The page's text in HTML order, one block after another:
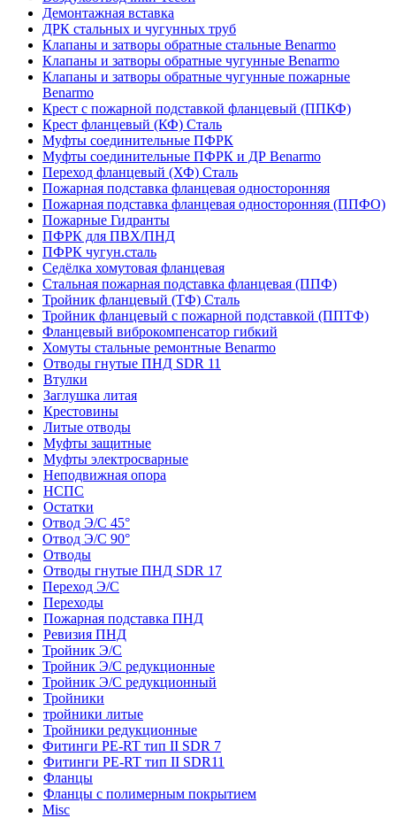
Демонтажная вставка
ДРК стальных и чугунных труб
Клапаны и затворы обратные стальные Benarmo
Клапаны и затворы обратные чугунные Benarmo
Клапаны и затворы обратные чугунные пожарные
Benarmo
Крест с пожарной подставкой фланцевый (ППКФ)
Крест фланцевый (КФ) Сталь
Муфты соединительные ПФРК
Муфты соединительные ПФРК и ДР Benarmo
Переход фланцевый (ХФ) Сталь
Пожарная подставка фланцевая односторонняя
Пожарная подставка фланцевая односторонняя (ППФО)
Пожарные Гидранты
ПФРК для ПВХ/ПНД
ПФРК чугун.сталь
Седёлка хомутовая фланцевая
Стальная пожарная подставка фланцевая (ППФ)
Тройник фланцевый (ТФ) Сталь
Тройник фланцевый с пожарной подставкой (ППТФ)
Фланцевый виброкомпенсатор гибкий
Хомуты стальные ремонтные Benarmo
Отводы гнутые ПНД SDR 11
Втулки
Заглушка литая
Крестовины
Литые отводы
Муфты защитные
Муфты электросварные
Неподвижная опора
НСПС
Остатки
Отвод Э/С 45°
Отвод Э/С 90°
Отводы
Отводы гнутые ПНД SDR 17
Переход Э/С
Переходы
Пожарная подставка ПНД
Ревизия ПНД
Тройник Э/С
Тройник Э/С редукционные
Тройник Э/С редукционный
Тройники
тройники литые
Тройники редукционные
Фитинги PE-RT тип II SDR 7
Фитинги PE-RT тип II SDR11
Фланцы
Фланцы с полимерным покрытием
Misc